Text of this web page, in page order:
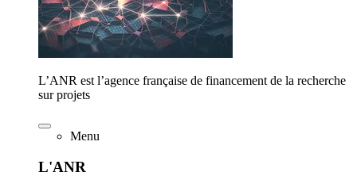
L’ANR est l’agence française de financement de la recherche
sur projets
Menu
L'ANR